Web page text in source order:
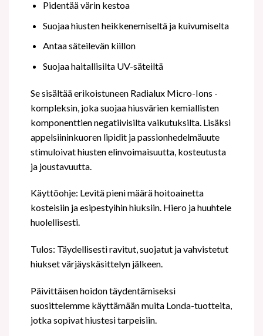
Pidentää värin kestoa
Suojaa hiusten heikkenemiseltä ja kuivumiselta
Antaa säteilevän kiillon
Suojaa haitallisilta UV-säteiltä
Se sisältää erikoistuneen Radialux Micro-Ions -
kompleksin, joka suojaa hiusvärien kemiallisten
komponenttien negatiivisilta vaikutuksilta. Lisäksi
appelsiininkuoren lipidit ja passionhedelmäuute
stimuloivat hiusten elinvoimaisuutta, kosteutusta
ja joustavuutta.
Käyttöohje: Levitä pieni määrä hoitoainetta
kosteisiin ja esipestyihin hiuksiin. Hiero ja huuhtele
huolellisesti.
Tulos: Täydellisesti ravitut, suojatut ja vahvistetut
hiukset värjäyskäsittelyn jälkeen.
Päivittäisen hoidon täydentämiseksi
suosittelemme käyttämään muita Londa-tuotteita,
jotka sopivat hiustesi tarpeisiin.